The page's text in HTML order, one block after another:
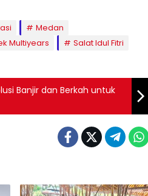
Medan
Multiyears
Salat Idul Fitri
Banjir dan Berkah untuk